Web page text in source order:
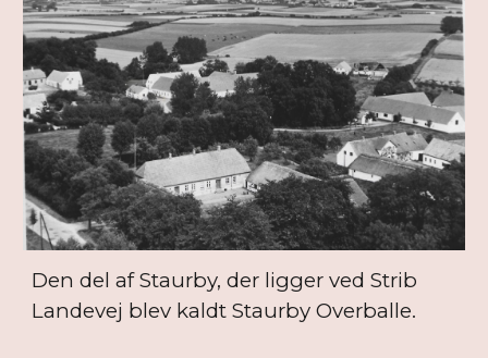
Den del af Staurby, der ligger ved Strib
Landevej blev kaldt StaurbyOverballe.